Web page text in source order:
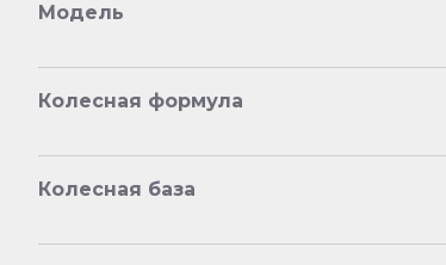
Модель
Колесная формула
Колесная база